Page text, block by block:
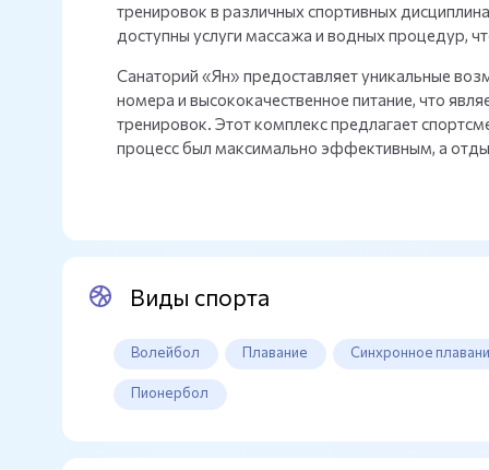
тренировок в различных спортивных
доступны услуги массажа и водных процедур,
Санаторий «Ян» предоставляет уникальные
номера и высококачественное питание, что
тренировок. Этот комплекс предлагает
процесс был максимально эффективным, а
Виды спорта
Волейбол Плавание Синхронное
Пионербол